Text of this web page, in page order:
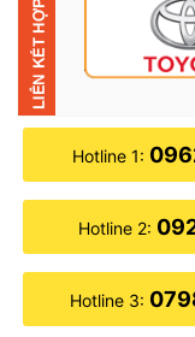
Hotline 1:
Hotline 2:
Hotline 3: